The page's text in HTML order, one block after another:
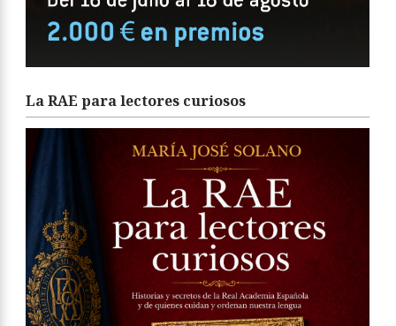
La RAE para lectores curiosos